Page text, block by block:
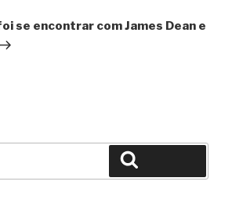
se encontrar com James Dean e